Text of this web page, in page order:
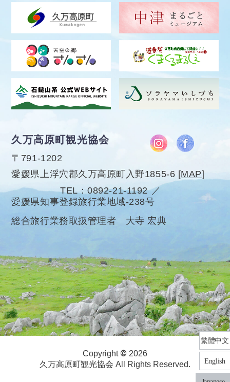
繁體中文
English
久万高原町観光協会
〒791-1202
愛媛県上浮穴郡久万高原町入野1855-6 [MAP]
TEL
0892-21-1192
愛媛県知事登録旅行業地域-238号
総合旅行業務取扱管理者 大寺 宏典
Copyright © 2026
久万高原町観光協会 All Rights Reserved.